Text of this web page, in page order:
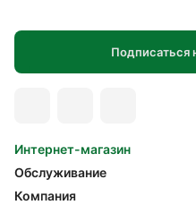
Подписаться
Интернет-магазин
Обслуживание
Компания